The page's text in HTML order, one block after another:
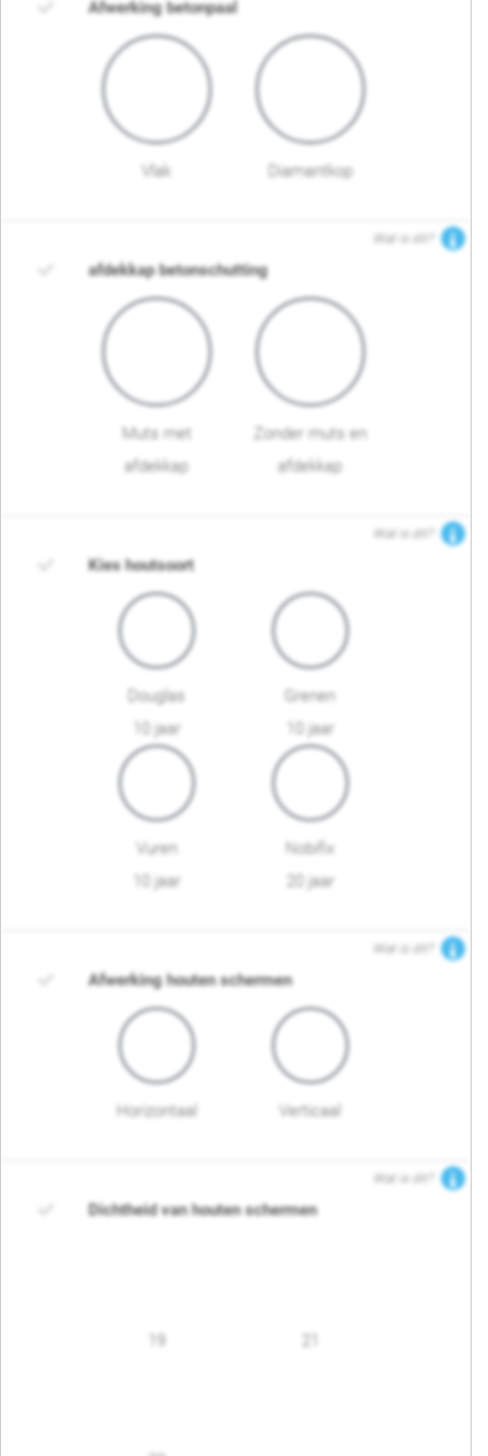
Afwerking betonpaal
Vlak Diamantkop
Wat is dit?
afdekkap betonschutting
Muts met
afdekkap
Zonder muts en
afdekkap
Wat is dit?
Kies houtsoort
Douglas
10 jaar
Grenen
10 jaar
Vuren
10 jaar
Nobifix
20 jaar
Wat is dit?
Afwerking houten schermen
Horizontaal Verticaal
Wat is dit?
Dichtheid van houten schermen
19